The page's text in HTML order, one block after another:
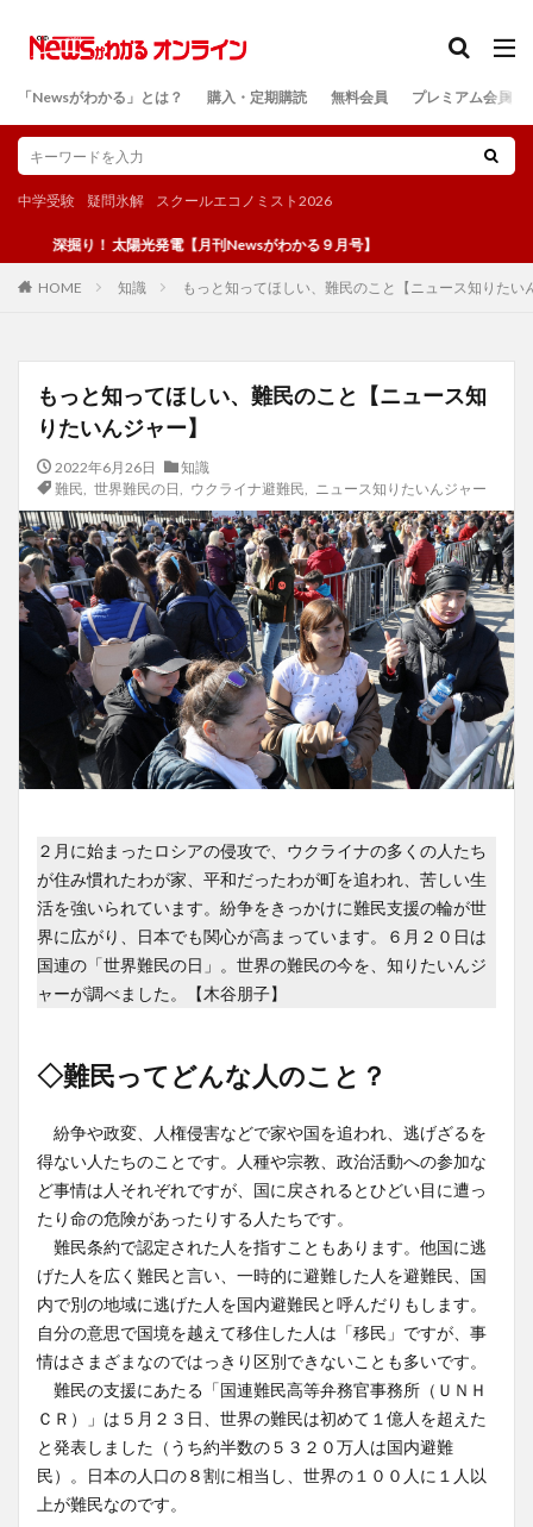
「Newsがわかる」とは？ 購入・定期購読 無料会員 プレミアム会員
中学受験 疑問氷解 スクールエコノミスト2026
り！ 太陽光発電【月刊Newsがわかる９月号】
HOME 知識 もっと知ってほしい、難民のこと【ニュース知りたい
もっと知ってほしい、難民のこと【ニュース知
りたいんジャー】
2022年6月26日
知識
難民
世界難民の日 ウクライナ避難民 ニュース知りたいんジャー
２月に始まったロシアの侵攻で、ウクライナの多くの人たち
が住み慣れたわが家、平和だったわが町を追われ、苦しい生
活を強いられています。紛争をきっかけに難民支援の輪が世
界に広がり、日本でも関心が高まっています。６月２０日は
国連の「世界難民の日」。世界の難民の今を、知りたいんジ
ャーが調べました。【木谷朋子】
◇難民ってどんな人のこと？
紛争や政変、人権侵害などで家や国を追われ、逃げざるを
得ない人たちのことです。人種や宗教、政治活動への参加な
ど事情は人それぞれですが、国に戻されるとひどい目に遭っ
たり命の危険があったりする人たちです。
難民条約で認定された人を指すこともあります。他国に逃
げた人を広く難民と言い、一時的に避難した人を避難民、国
内で別の地域に逃げた人を国内避難民と呼んだりもします。
自分の意思で国境を越えて移住した人は「移民」ですが、事
情はさまざまなのではっきり区別できないことも多いです。
難民の支援にあたる「国連難民高等弁務官事務所（ＵＮＨ
ＣＲ）」は５月２３日、世界の難民は初めて１億人を超えた
と発表しました（うち約半数の５３２０万人は国内避難
民）。日本の人口の８割に相当し、世界の１００人に１人以
上が難民なのです。
検索